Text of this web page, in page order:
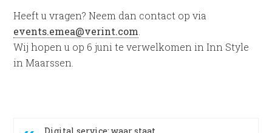
Heeft u vragen? Neem dan contact op via
events.emea@verint.com
Wij hopen u op 6 juni te verwelkomen in Inn Style
in Maarssen.